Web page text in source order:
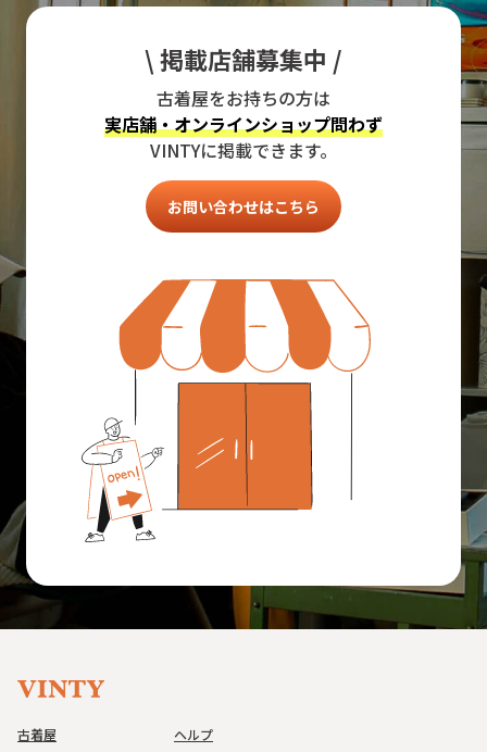
\ 掲載店舗募集中 /
古着屋をお持ちの方は
実店舗・オンラインショップ問わず
VINTYに掲載できます。
お問い合わせはこちら
古着屋 ヘルプ